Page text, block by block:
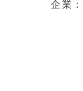
企業：